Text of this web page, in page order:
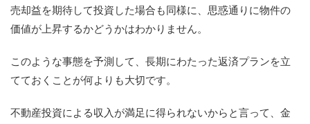
売却益を期待して投資した場合も同様に、思惑通りに物件の
価値が上昇するかどうかはわかりません。
このような事態を予測して、長期にわたった返済プランを立
てておくことが何よりも大切です。
不動産投資による収入が満足に得られないからと言って、金